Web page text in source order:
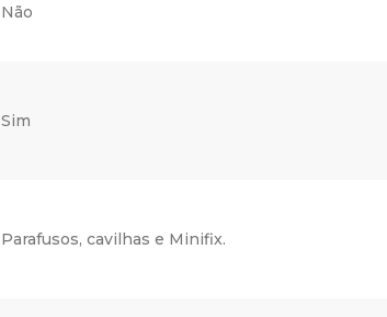
Não
Sim
Parafusos, cavilhas e Minifix.